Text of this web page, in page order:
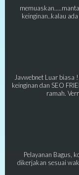
keinginan..kalau
Javwebnet Luar biasa
keinginan dan SEO
ramah.
Pelayanan Bagus,
dikerjakan sesuai